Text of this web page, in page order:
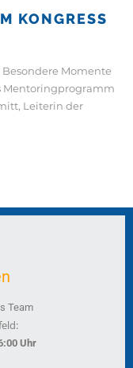
KONGRESS
Momente
Mentoringprogramm
Leiterin der
Team
Uhr